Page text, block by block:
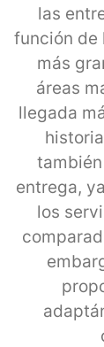
las
función de
más
áreas
llegada
entrega,
los